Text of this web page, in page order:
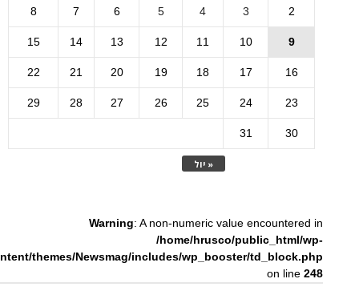
« יול
2
3
4
5
6
7
8
9
10
11
12
13
14
15
16
17
18
19
20
21
22
23
24
25
26
27
28
29
30
31
Warning: A non-numeric value encountered in
/home/hrusco/public_html/wp-
themes/Newsmag/includes/wp_booster/td_block.php
on line248